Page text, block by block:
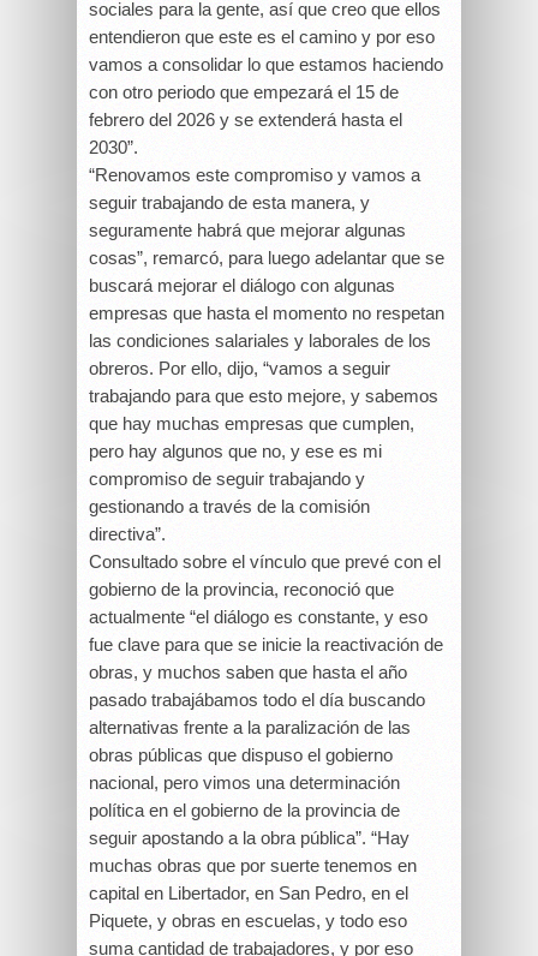
sociales para la gente, así que creo que ellos
entendieron que este es el camino y por eso
vamos a consolidar lo que estamos haciendo
con otro periodo que empezará el 15 de
febrero del 2026 y se extenderá hasta el
2030”.
“Renovamos este compromiso y vamos a
seguir trabajando de esta manera, y
seguramente habrá que mejorar algunas
cosas”, remarcó, para luego adelantar que se
buscará mejorar el diálogo con algunas
empresas que hasta el momento no respetan
las condiciones salariales y laborales de los
obreros. Por ello, dijo, “vamos a seguir
trabajando para que esto mejore, y sabemos
que hay muchas empresas que cumplen,
pero hay algunos que no, y ese es mi
compromiso de seguir trabajando y
gestionando a través de la comisión
directiva”.
Consultado sobre el vínculo que prevé con el
gobierno de la provincia, reconoció que
actualmente “el diálogo es constante, y eso
fue clave para que se inicie la reactivación de
obras, y muchos saben que hasta el año
pasado trabajábamos todo el día buscando
alternativas frente a la paralización de las
obras públicas que dispuso el gobierno
nacional, pero vimos una determinación
política en el gobierno de la provincia de
seguir apostando a la obra pública”. “Hay
muchas obras que por suerte tenemos en
capital en Libertador, en San Pedro, en el
Piquete, y obras en escuelas, y todo eso
suma cantidad de trabajadores, y por eso